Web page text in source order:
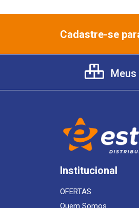
Cadastre-se
Institucional
OFERTAS
Quem Somos